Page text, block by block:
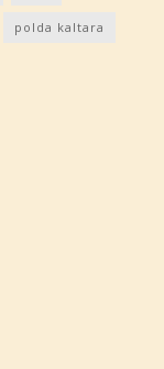
polda kaltara